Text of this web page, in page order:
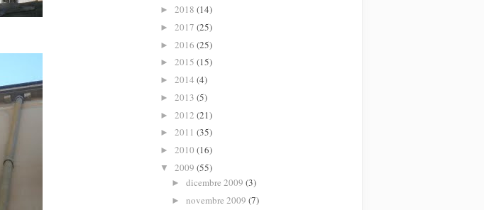
► 2018 (14)
► 2017 (25)
► 2016 (25)
► 2015 (15)
► 2014 (4)
► 2013 (5)
► 2012 (21)
► 2011 (35)
► 2010 (16)
▼ 2009 (55)
► dicembre 2009 (3)
► novembre 2009 (7)